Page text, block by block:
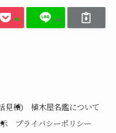
見積)
植木屋名鑑について
プライバシーポリシー